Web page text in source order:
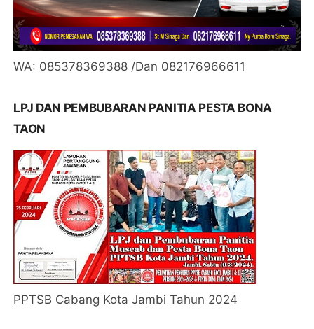
WA: 085378369388 /Dan 082176966611
LPJ DAN PEMBUBARAN PANITIA PESTA BONA
TAON
PPTSB Cabang Kota Jambi Tahun 2024